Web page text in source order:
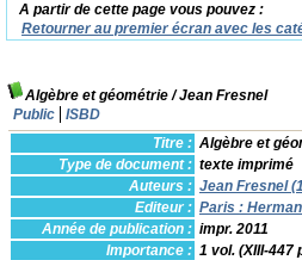
A partir de cette page vous pouvez :
Retourner au premier écran avec les
Algèbre et géométrie/ Jean Fresnel
Public
ISBD
Titre : Algèbre et
Type de document : texte imprimé
Auteurs : Jean Fresnel
Editeur : Paris :
Année de publication : impr. 2011
Importance : 1 vol. (XIII-447